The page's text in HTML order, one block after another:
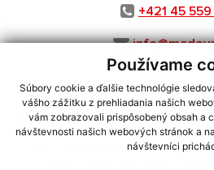
Používame
Súbory cookie a ďalšie technológie
vášho zážitku z prehliadania našich
vám zobrazovali prispôsobený obsah a
návštevnosti našich webových stránok a
návštevníci
+421 45 559
využite možnosť získavania
CMS systém (redakčný) systém
webex.digital, s.r.o.,